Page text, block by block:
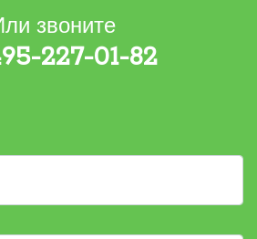
звоните
227-01-82